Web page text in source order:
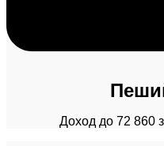
Доход до 72 860